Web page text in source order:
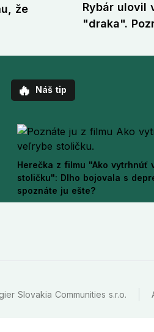
že
Rybár ulovil
"draka".
🔥 Náš tip
Herečka z filmu "Ako vytrhnúť
stoličku": Dlho bojovala s
spoznáte ju ešte?
Slovakia Communities s.r.o.